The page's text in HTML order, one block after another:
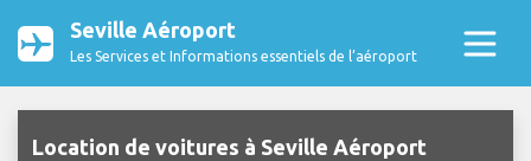
Seville Aéroport
Les Services et Informations essentiels de l’aéroport
Location de voitures à Seville Aéroport